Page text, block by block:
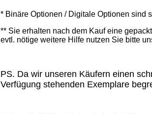
* Binäre Optionen / Digitale Optionen sind
** Sie erhalten nach dem Kauf eine
evtl. nötige weitere Hilfe nutzen Sie bitte
PS. Da wir unseren Käufern einen
Verfügung stehenden Exemplare